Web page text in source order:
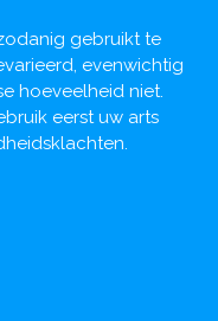
gebruikt te
evenwichtig
hoeveelheid niet.
eerst uw arts